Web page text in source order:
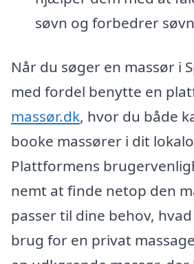
søvn og forbedrer
Når du søger en massør i
med fordel benytte en
massør.dk, hvor du både
booke massører i dit
Plattformens
nemt at finde netop den
passer til dine behov,
brug for en privat